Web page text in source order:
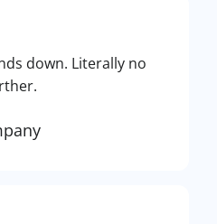
down. Literally no